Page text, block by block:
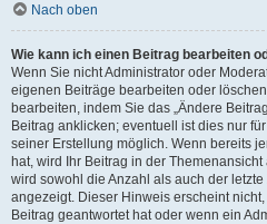
Nach oben
Wie kann ich einen Beitrag bearbeiten
Wenn Sie nicht Administrator oder
eigenen Beiträge bearbeiten oder
bearbeiten, indem Sie das „Ändere
Beitrag anklicken; eventuell ist dies nur
seiner Erstellung möglich. Wenn bereits
hat, wird Ihr Beitrag in der
wird sowohl die Anzahl als auch der
angezeigt. Dieser Hinweis erscheint
Beitrag geantwortet hat oder wenn ein